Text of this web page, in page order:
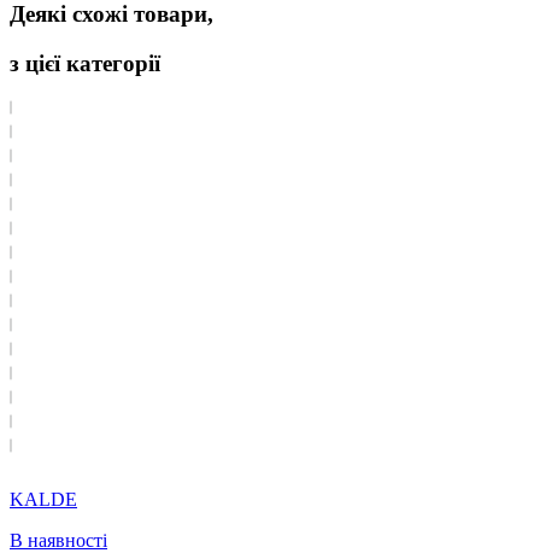
Деякі схожі товари,
з цієї категорії
KALDE
В наявності